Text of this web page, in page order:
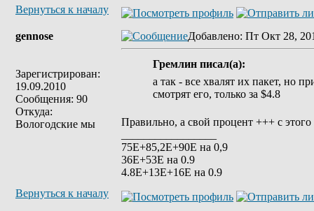
Вернуться к началу
gennose
Зарегистрирован:
19.09.2010
Сообщения: 90
Откуда:
Вологодские мы
Добавлено: Пт Окт 28,
Гремлин писал(а):
а так - все хвалят их пакет, но
смотрят его, только за $4.8
Правильно, а свой процент +++ с
75Е+85,2Е+90Е на 0,9
36Е+53Е на 0.9
4.8Е+13Е+16Е на 0.9
Вернуться к началу